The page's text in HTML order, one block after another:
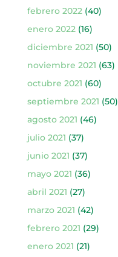
febrero 2022(40)
enero 2022(16)
diciembre 2021 (50)
noviembre 2021 (63)
octubre 2021 (60)
septiembre 2021 (50)
agosto 2021 (46)
julio 2021 (37)
junio 2021 (37)
mayo 2021 (36)
abril 2021 (27)
marzo 2021 (42)
febrero 2021 (29)
enero 2021 (21)